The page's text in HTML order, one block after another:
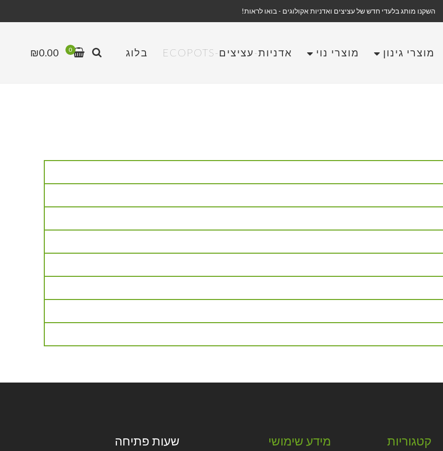
השקנו מותג בלעדי חדש של עציצים ואדניות אקולוגים - בואו לראות!
מוצרי גינון מוצרי נוי אדניות-עציצים-ECOPOTS בלוג 0
₪0.00
קטגוריות מידע שימושי שעות פתיחה